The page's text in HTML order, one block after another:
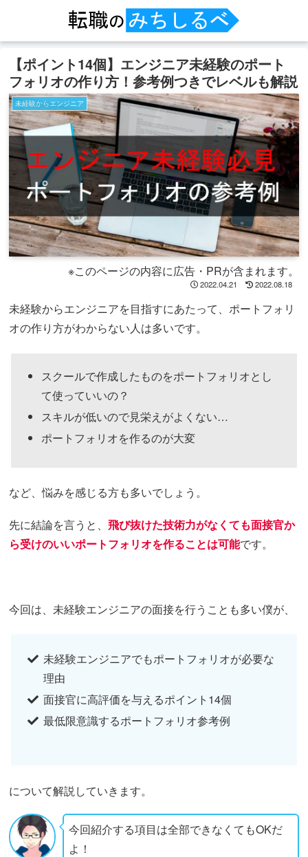
【ポイント14個】エンジニア未経験のポート
フォリオの作り方！参考例つきでレベルも解説
未経験からエンジニア
※このページの内容に広告・PRが含まれます。
2022.04.21 2022.08.18
未経験からエンジニアを目指すにあたって、ポートフォリ
オの作り方がわからない人は多いです。
スクールで作成したものをポートフォリオとし
て使っていいの？
スキルが低いので見栄えがよくない…
ポートフォリオを作るのが大変
など、悩みを感じる方も多いでしょう。
先に結論を言うと、飛び抜けた技術力がなくても面接官か
ら受けのいいポートフォリオを作ることは可能です。
今回は、未経験エンジニアの面接を行うことも多い僕が、
未経験エンジニアでもポートフォリオが必要な
理由
面接官に高評価を与えるポイント14個
最低限意識するポートフォリオ参考例
について解説していきます。
今回紹介する項目は全部できなくてもOKだ
よ！